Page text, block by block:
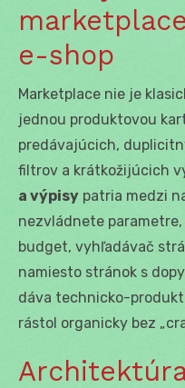
e-shop
Marketplace nie je
jednou produktovou
predávajúcich,
filtrov a krátkožijúcich
a výpisy patria medzi
nezvládnete
budget, vyhľadávač
namiesto stránok s
dáva technicko-
rástol organicky bez